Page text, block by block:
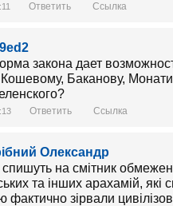
Ответить Ссылка
закона дает
Баканову,
Ответить Ссылка
Олександр
на смітник
та інших арахамій, які
фактично зірвали